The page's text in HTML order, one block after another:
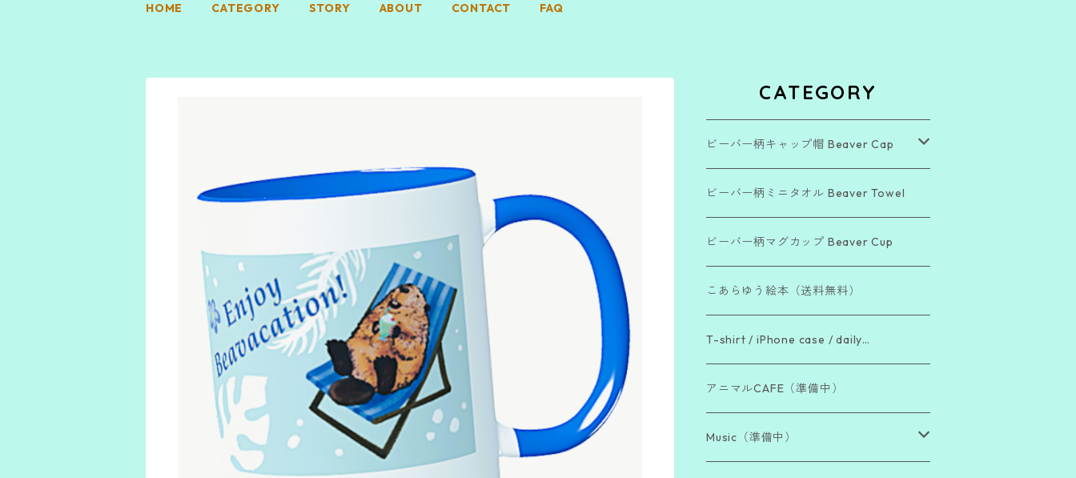
HOME CATEGORY STORY ABOUT CONTACT FAQ
CATEGORY
ビーバー柄キャップ帽 Beaver Cap
「Beautiful Day」シリーズ
「Bea Cool !」シリーズ
「The Beaver Blend」シリーズ
「働き者ビーバー」シリーズ
「脱力系ビーバー」シリーズ
ビーバー柄ミニタオル Beaver Towel
ビーバー柄マグカップ Beaver Cup
こあらゆう絵本（送料無料）
T-shirt / iPhone case / daily…
アニマルCAFE（準備中）
Music（準備中）